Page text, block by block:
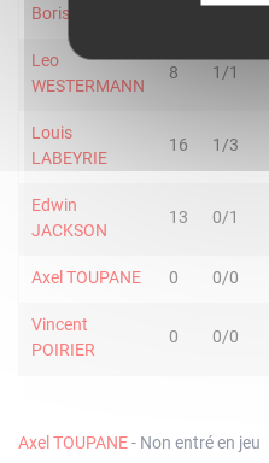
Boris DIAW
Leo
WESTERMANN
8 1/1
Louis
LABEYRIE
16 1/3
Edwin
JACKSON
13 0/1
Axel TOUPANE 0 0/0
Vincent
POIRIER
0 0/0
Axel TOUPANE- Non entré en jeu